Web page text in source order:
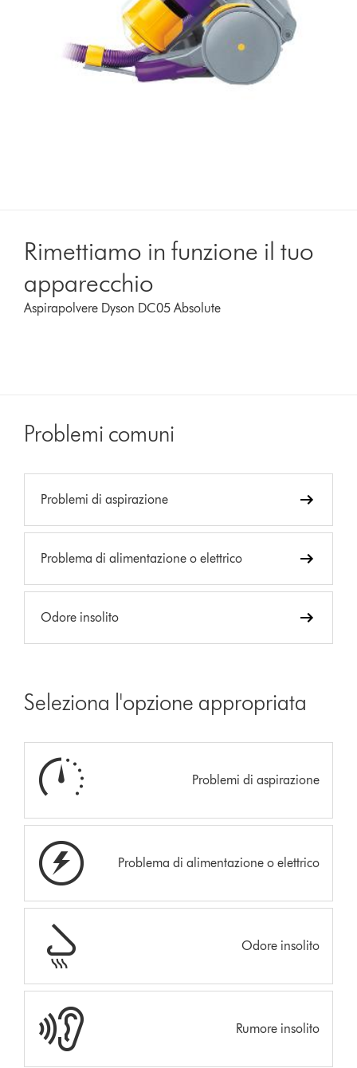
Rimettiamo in funzione il tuo
apparecchio
Aspirapolvere Dyson DC05 Absolute
Problemi comuni
Problemi di aspirazione
Problema di alimentazione o elettrico
Odore insolito
Seleziona l'opzione appropriata
Problemi di aspirazione
Problema di alimentazione o elettrico
Odore insolito
Rumore insolito